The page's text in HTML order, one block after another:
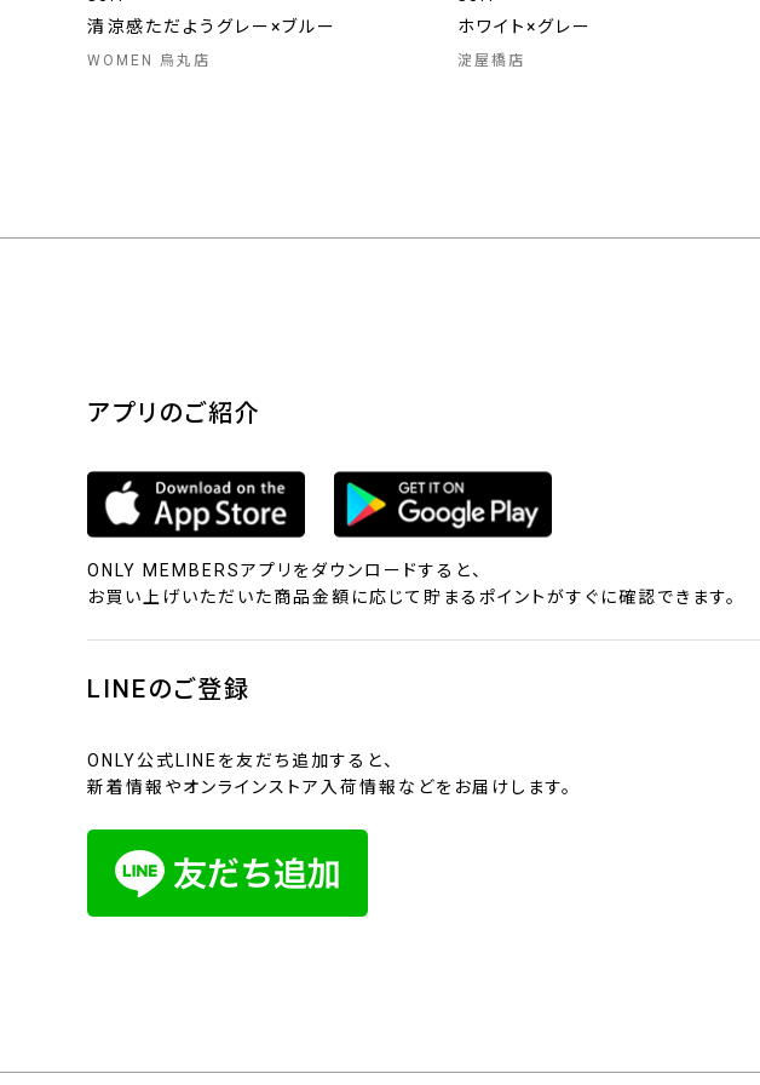
清涼感ただようグレー×ブルー
WOMEN 烏丸店
ホワイト×グレー
淀屋橋店
アプリのご紹介
ONLY MEMBERSアプリをダウンロードすると、
お買い上げいただいた商品金額に応じて貯まるポイントがすぐに確認できます。
LINEのご登録
ONLY公式LINEを友だち追加すると、
新着情報やオンラインストア入荷情報などをお届けします。